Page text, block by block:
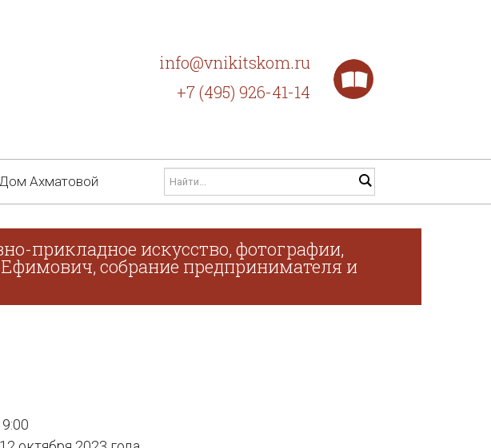
info@vnikitskom.ru
+7 (495) 926-41-14
Ахматовой
прикладное искусство, фотографии,
собрание предпринимателя и